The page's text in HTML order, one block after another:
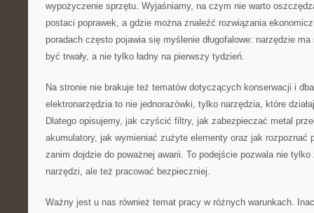
wypożyczenie sprzętu. Wyjaśniamy, na czym nie warto
postaci poprawek, a gdzie można znaleźć rozwiązania
poradach często pojawia się myślenie długofalowe: narzędzie ma
być trwały, a nie tylko ładny na pierwszy tydzień.
Na stronie nie brakuje też tematów dotyczących konserwacji i
elektronarzędzia to nie jednorazówki, tylko narzędzia, które
Dlatego opisujemy, jak czyścić filtry, jak zabezpieczać metal
akumulatory, jak wymieniać zużyte elementy oraz jak rozpoznać
zanim dojdzie do poważnej awarii. To podejście pozwala nie
narzędzi, ale też pracować bezpieczniej.
Ważny jest u nas również temat pracy w różnych warunkach.